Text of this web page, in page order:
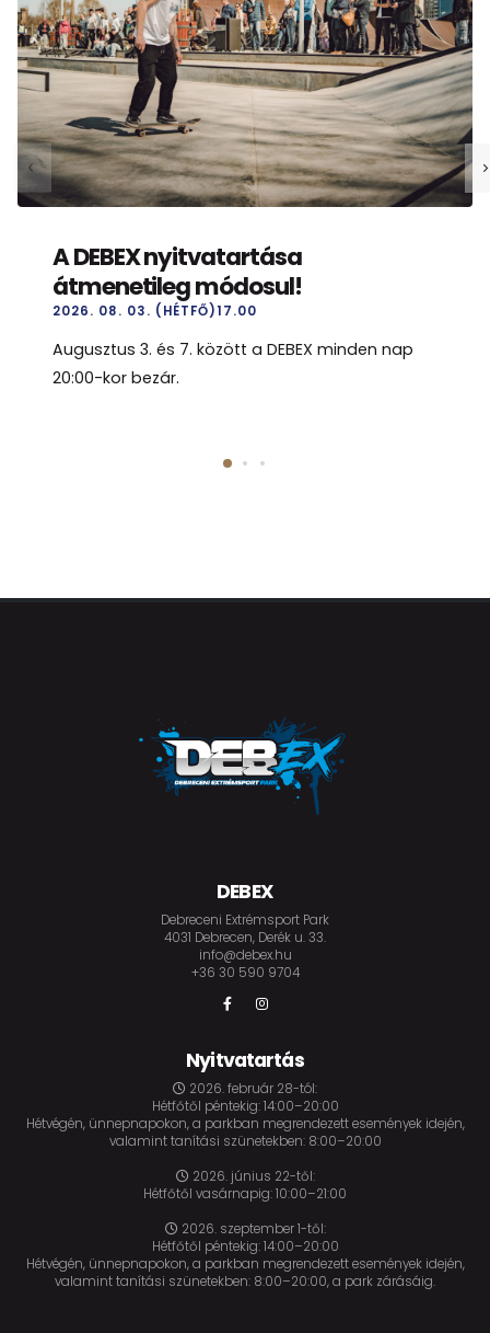
A DEBEX nyitvatartása
átmenetileg módosul!
2026. 08. 03. (HÉTFŐ)17.00
Augusztus 3. és 7. között a DEBEX minden nap
20:00-kor bezár.
DEBEX
Debreceni Extrémsport Park
4031 Debrecen, Derék u. 33.
info@debex.hu
+36 30 590 9704
Nyitvatartás
2026. február 28-tól:
Hétfőtől péntekig: 14:00–20:00
Hétvégén, ünnepnapokon, a parkban megrendezett események idején,
valamint tanítási szünetekben: 8:00–20:00
2026. június 22-től:
Hétfőtől vasárnapig: 10:00–21:00
2026. szeptember 1-től:
Hétfőtől péntekig: 14:00–20:00
Hétvégén, ünnepnapokon, a parkban megrendezett események idején,
valamint tanítási szünetekben: 8:00–20:00, a park zárásáig.